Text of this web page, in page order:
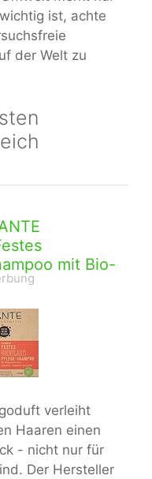
ist, achte
der Welt zu
mit Bio-
verleiht
Haaren einen
- nicht nur für
Der Hersteller